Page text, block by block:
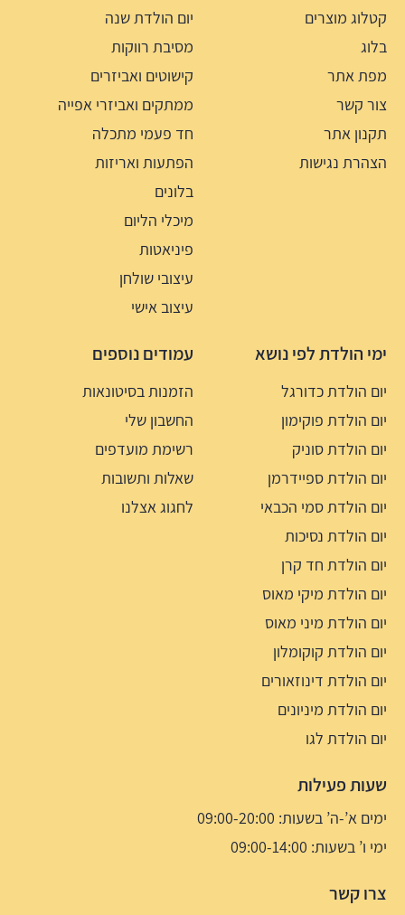
קטלוג מוצרים
בלוג
מפת אתר
צור קשר
תקנון אתר
הצהרת נגישות
יום הולדת שנה
מסיבת רווקות
קישוטים ואביזרים
ממתקים ואביזרי אפייה
חד פעמי מתכלה
הפתעות ואריזות
בלונים
מיכלי הליום
פיניאטות
עיצובי שולחן
עיצוב אישי
ימי הולדת לפי נושא
יום הולדת כדורגל
יום הולדת פוקימון
יום הולדת סוניק
יום הולדת ספיידרמן
יום הולדת סמי הכבאי
יום הולדת נסיכות
יום הולדת חד קרן
יום הולדת מיקי מאוס
יום הולדת מיני מאוס
יום הולדת קוקומלון
יום הולדת דינוזאורים
יום הולדת מיניונים
יום הולדת לגו
עמודים נוספים
הזמנות בסיטונאות
החשבון שלי
רשימת מועדפים
שאלות ותשובות
לחגוג אצלנו
שעות פעילות
ימים א’-ה’ בשעות: 09:00-20:00
ימי ו’ בשעות: 09:00-14:00
צרו קשר